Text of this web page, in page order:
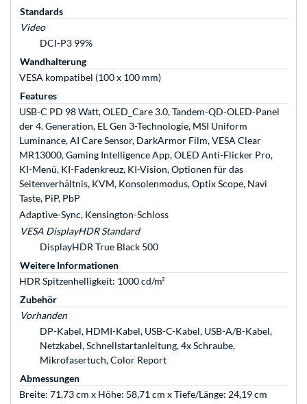
Standards
Video
DCI-P3 99%
Wandhalterung
VESA kompatibel (100 x 100 mm)
Features
USB-C PD 98 Watt, OLED_Care 3.0, Tandem-QD-OLED-Panel
der 4. Generation, EL Gen 3-Technologie, MSI Uniform
Luminance, AI Care Sensor, DarkArmor Film, VESA Clear
MR13000, Gaming Intelligence App, OLED Anti-Flicker Pro,
KI-Menü, KI-Fadenkreuz, KI-Vision, Optionen für das
Seitenverhältnis, KVM, Konsolenmodus, Optix Scope, Navi
Taste, PiP, PbP
Adaptive-Sync, Kensington-Schloss
VESA DisplayHDR Standard
DisplayHDR True Black 500
Weitere Informationen
HDR Spitzenhelligkeit: 1000 cd/m²
Zubehör
Vorhanden
DP-Kabel, HDMI-Kabel, USB-C-Kabel, USB-A/B-Kabel,
Netzkabel, Schnellstartanleitung, 4x Schraube,
Mikrofasertuch, Color Report
Abmessungen
Breite: 71,73 cm x Höhe: 58,71 cm x Tiefe/Länge: 24,19 cm